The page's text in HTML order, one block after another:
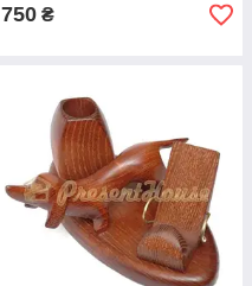
750 ₴